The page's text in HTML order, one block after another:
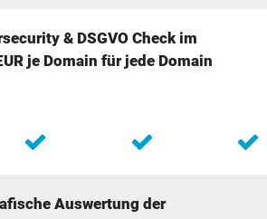
& DSGVO Check im
je Domain für jede Domain
Auswertung der